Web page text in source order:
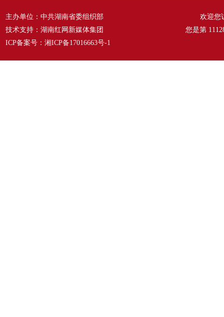
主办单位：中共湖南省委组织部
技术支持：湖南红网新媒体集团
ICP备案号： 湘ICP备17016663号-1
欢迎您
您是第